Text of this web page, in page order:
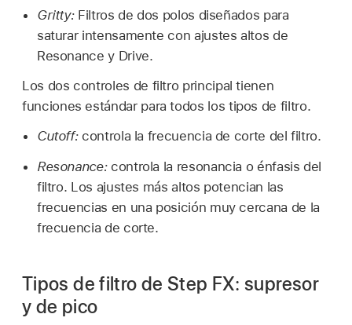
Gritty:Filtros de dos polos diseñados para
saturar intensamente con ajustes altos de
Resonance y Drive.
Los dos controles de filtro principal tienen
funciones estándar para todos los tipos de filtro.
Cutoff:controla la frecuencia de corte del filtro.
Resonance:controla la resonancia o énfasis del
filtro. Los ajustes más altos potencian las
frecuencias en una posición muy cercana de la
frecuencia de corte.
Tipos de filtro de Step FX: supresor
y de pico